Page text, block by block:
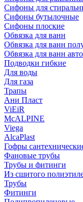
Сифоны для
Сифоны бутылочные
Сифоны плоские
Обвязка для ванн
Обвязка для ванн
Обвязка для ванн
Подводки гибкие
Для воды
Для газа
Трапы
Ани Пласт
ViEiR
McALPINE
Viega
AlcaPlast
Гофры
Фановые трубы
Трубы и фитинги
Из сшитого
Трубы
Фитинги